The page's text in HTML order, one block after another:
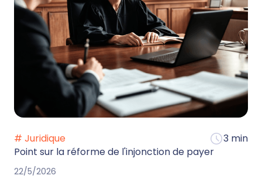
# Juridique
3 min
Point sur la réforme de l'injonction de payer
22/5/2026